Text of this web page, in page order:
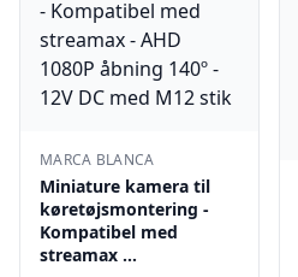
MARCA BLANCA
Miniature kamera til
køretøjsmontering -
Kompatibel med
streamax …